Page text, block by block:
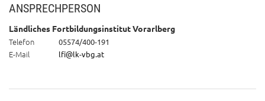
ANSPRECHPERSON
Ländliches Fortbildungsinstitut Vorarlberg
Telefon 05574/400-191
E-Mail lfi@lk-vbg.at